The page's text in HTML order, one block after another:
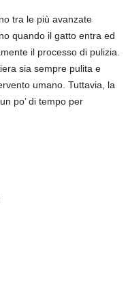
tra le più avanzate
quando il gatto entra ed
il processo di pulizia.
sia sempre pulita e
umano. Tuttavia, la
po’ di tempo per